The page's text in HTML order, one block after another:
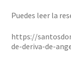
Puedes leer la
https://
de-deriva-de-